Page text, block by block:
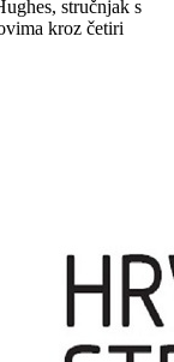
stručnjak s
kroz četiri